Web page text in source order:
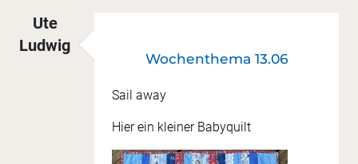
Ute
Ludwig
Wochenthema 13.06
Sail away
Hier ein kleiner Babyquilt